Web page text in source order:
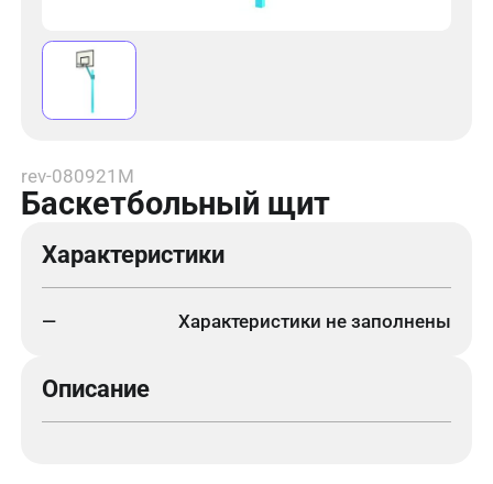
rev-080921M
Баскетбольный щит
Характеристики
— Характеристики не заполнены
Описание